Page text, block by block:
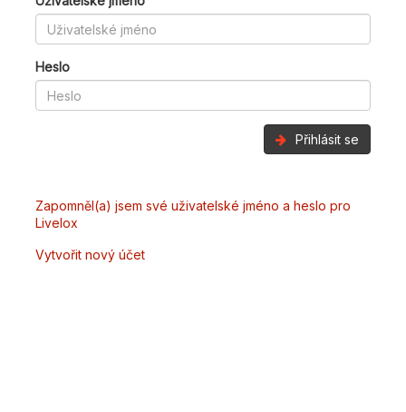
Heslo
Přihlásit se
Zapomněl(a) jsem své uživatelské jméno a heslo pro
Livelox
Vytvořit nový účet